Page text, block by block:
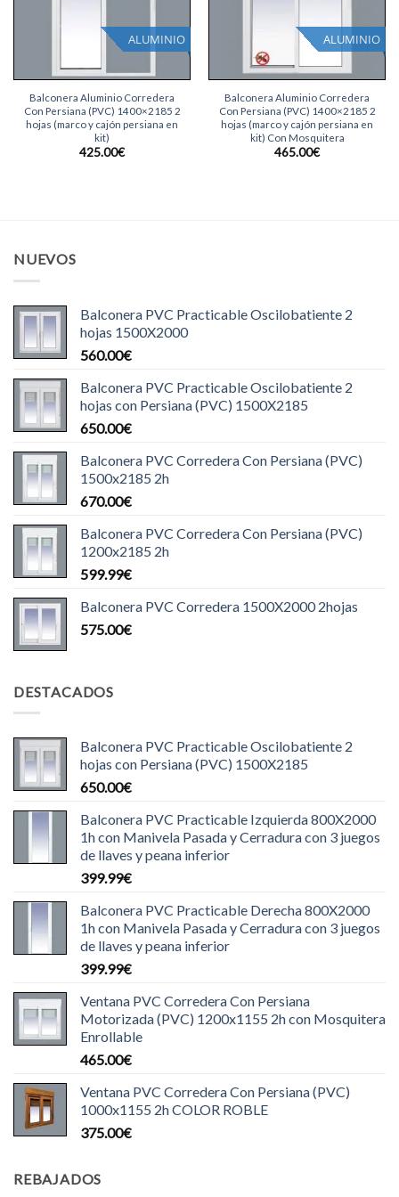
ALUMINIO
Balconera Aluminio Corredera
Con Persiana (PVC) 1400×2185 2
hojas (marco y cajón persiana en
kit)
425.00€
ALUMINIO
Balconera Aluminio Corredera
Con Persiana (PVC) 1400×2185 2
hojas (marco y cajón persiana en
kit) Con Mosquitera
465.00€
NUEVOS
Balconera PVC Practicable Oscilobatiente 2
hojas 1500X2000
560.00€
Balconera PVC Practicable Oscilobatiente 2
hojas con Persiana (PVC) 1500X2185
650.00€
Balconera PVC Corredera Con Persiana (PVC)
1500x2185 2h
670.00€
Balconera PVC Corredera Con Persiana (PVC)
1200x2185 2h
599.99€
Balconera PVC Corredera 1500X2000 2hojas
575.00€
DESTACADOS
Balconera PVC Practicable Oscilobatiente 2
hojas con Persiana (PVC) 1500X2185
650.00€
Balconera PVC Practicable Izquierda 800X2000
1h con Manivela Pasada y Cerradura con 3 juegos
de llaves y peana inferior
399.99€
Balconera PVC Practicable Derecha 800X2000
1h con Manivela Pasada y Cerradura con 3 juegos
de llaves y peana inferior
399.99€
Ventana PVC Corredera Con Persiana
Motorizada (PVC) 1200x1155 2h con Mosquitera
Enrollable
465.00€
Ventana PVC Corredera Con Persiana (PVC)
1000x1155 2h COLOR ROBLE
375.00€
REBAJADOS